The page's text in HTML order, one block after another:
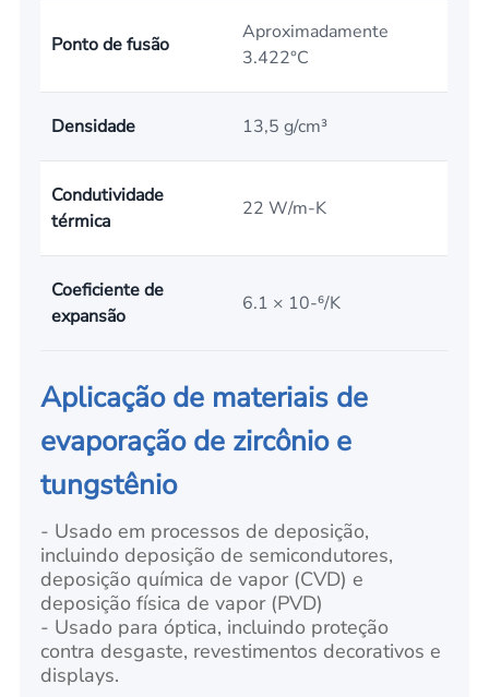
Ponto de fusão
Aproximadamente
3.422°C
Densidade 13,5 g/cm³
Condutividade
térmica
22 W/m-K
Coeficiente de
expansão
6.1 × 10-⁶/K
Aplicação de materiais de
evaporação de zircônio e
tungstênio
- Usado em processos de deposição,
incluindo deposição de semicondutores,
deposição química de vapor (CVD) e
deposição física de vapor (PVD)
- Usado para óptica, incluindo proteção
contra desgaste, revestimentos decorativos e
displays.